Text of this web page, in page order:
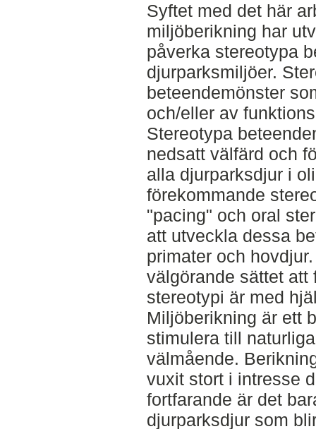
Syftet med det här
miljöberikning har
påverka stereotypa
djurparksmiljöer.
beteendemönster
och/eller av
Stereotypa
nedsatt välfärd och
alla djurparksdjur i
förekommande
"pacing" och oral
att utveckla dessa
primater och
välgörande sättet att
stereotypi är med
Miljöberikning är ett
stimulera till
välmående.
vuxit stort i intresse
fortfarande är det
djurparksdjur som